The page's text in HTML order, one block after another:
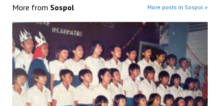
More from Sospol More posts in Sospol »